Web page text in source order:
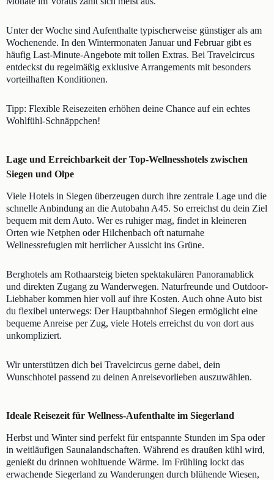
Unter der Woche sind Aufenthalte typischerweise günstiger als am
Wochenende. In den Wintermonaten Januar und Februar gibt es
häufig Last-Minute-Angebote mit tollen Extras. Bei Travelcircus
entdeckst du regelmäßig exklusive Arrangements mit besonders
vorteilhaften Konditionen.
Tipp: Flexible Reisezeiten erhöhen deine Chance auf ein echtes
Wohlfühl-Schnäppchen!
Lage und Erreichbarkeit der Top-Wellnesshotels zwischen
Siegen und Olpe
Viele Hotels in Siegen überzeugen durch ihre zentrale Lage und die
schnelle Anbindung an die Autobahn A45. So erreichst du dein Ziel
bequem mit dem Auto. Wer es ruhiger mag, findet in kleineren
Orten wie Netphen oder Hilchenbach oft naturnahe
Wellnessrefugien mit herrlicher Aussicht ins Grüne.
Berghotels am Rothaarsteig bieten spektakulären Panoramablick
und direkten Zugang zu Wanderwegen. Naturfreunde und Outdoor-
Liebhaber kommen hier voll auf ihre Kosten. Auch ohne Auto bist
du flexibel unterwegs: Der Hauptbahnhof Siegen ermöglicht eine
bequeme Anreise per Zug, viele Hotels erreichst du von dort aus
unkompliziert.
Wir unterstützen dich bei Travelcircus gerne dabei, dein
Wunschhotel passend zu deinen Anreisevorlieben auszuwählen.
Ideale Reisezeit für Wellness-Aufenthalte im Siegerland
Herbst und Winter sind perfekt für entspannte Stunden im Spa oder
in weitläufigen Saunalandschaften. Während es draußen kühl wird,
genießt du drinnen wohltuende Wärme. Im Frühling lockt das
erwachende Siegerland zu Wanderungen durch blühende Wiesen,